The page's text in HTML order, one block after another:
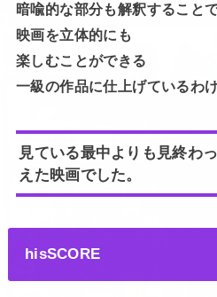
暗喩的な部分も解釈すること
映画を立体的にも
楽しむことができる
一級の作品に仕上げているわ
見ている最中よりも見終わ
えた映画でした。
hisSCORE